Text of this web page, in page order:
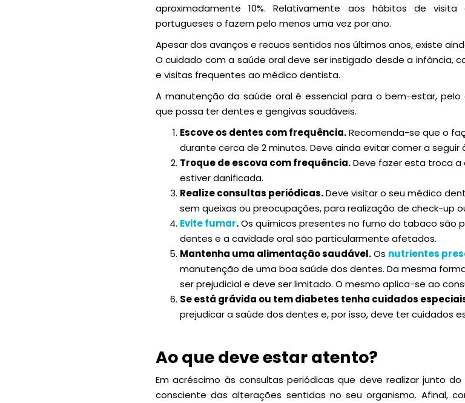
aproximadamente 10%. Relativamente aos hábitos de
portugueses o fazem pelo menos uma vez por ano.
Apesar dos avanços e recuos sentidos nos últimos anos, existe
O cuidado com a saúde oral deve ser instigado desde a infância,
e visitas frequentes ao médico dentista.
A manutenção da saúde oral é essencial para o bem-estar, pelo
que possa ter dentes e gengivas saudáveis.
Escove os dentes com frequência.Recomenda-se que o
durante cerca de 2 minutos. Deve ainda evitar comer a seguir
Troque de escova com frequência.Deve fazer esta troca
estiver danificada.
Realize consultas periódicas.Deve visitar o seu médico
sem queixas ou preocupações, para realização de check-up
Evite fumar.Os químicos presentes no fumo do tabaco são
dentes e a cavidade oral são particularmente afetados.
Mantenha uma alimentação saudável.Os nutrientes
manutenção de uma boa saúde dos dentes. Da mesma
ser prejudicial e deve ser limitado. O mesmo aplica-se ao
Se está grávida ou tem diabetes tenha cuidados
prejudicar a saúde dos dentes e, por isso, deve ter cuidados
Ao que deve estar atento?
Em acréscimo às consultas periódicas que deve realizar junto
consciente das alterações sentidas no seu organismo. Afinal,